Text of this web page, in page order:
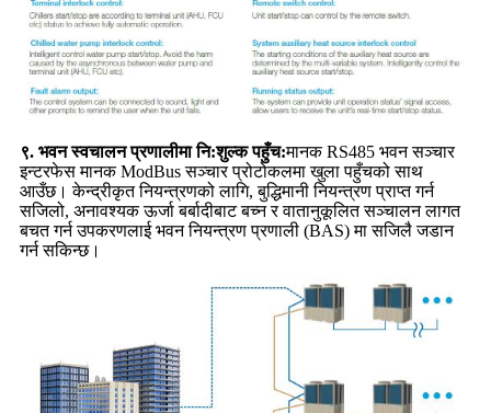
९. भवन स्वचालन प्रणालीमा नि:शुल्क पहुँच:मानक RS485 भवन सञ्चार
इन्टरफेस मानक ModBus सञ्चार प्रोटोकलमा खुला पहुँचको साथ
आउँछ। केन्द्रीकृत नियन्त्रणको लागि, बुद्धिमानी नियन्त्रण प्राप्त गर्न
सजिलो, अनावश्यक ऊर्जा बर्बादीबाट बच्न र वातानुकूलित सञ्चालन लागत
बचत गर्न उपकरणलाई भवन नियन्त्रण प्रणाली (BAS) मा सजिलै जडान
गर्न सकिन्छ।